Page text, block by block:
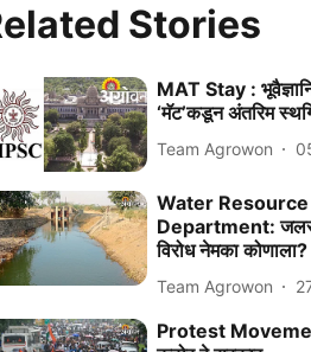
Stories
MAT Stay :
‘मॅट’कडून अंतरिम
Team Agrowon
Water Resource
Department:
विरोध नेमका कोणाला?
Team Agrowon
Protest